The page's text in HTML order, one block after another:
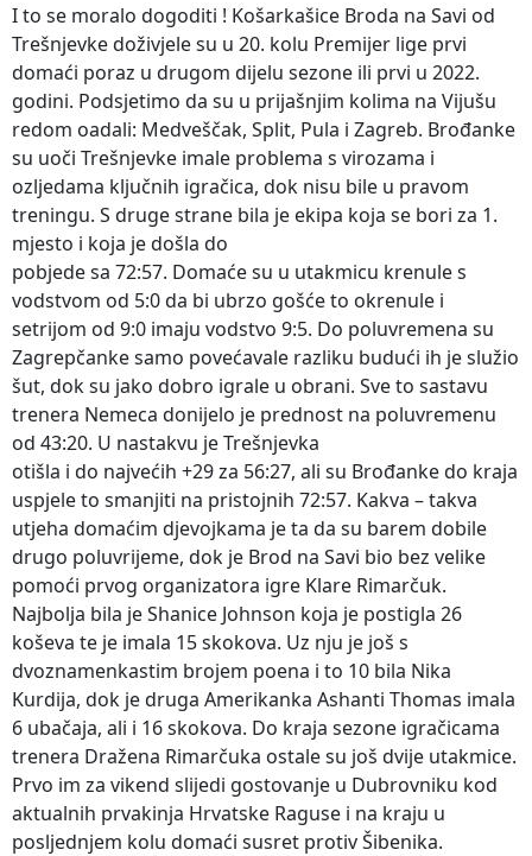
I to se moralo dogoditi ! Košarkašice Broda na Savi od
Trešnjevke doživjele su u 20. kolu Premijer lige prvi
domaći poraz u drugom dijelu sezone ili prvi u 2022.
godini. Podsjetimo da su u prijašnjim kolima na Vijušu
redom oadali: Medveščak, Split, Pula i Zagreb. Brođanke
su uoči Trešnjevke imale problema s virozama i
ozljedama ključnih igračica, dok nisu bile u pravom
treningu. S druge strane bila je ekipa koja se bori za 1.
mjesto i koja je došla do
pobjede sa 72:57. Domaće su u utakmicu krenule s
vodstvom od 5:0 da bi ubrzo gošće to okrenule i
setrijom od 9:0 imaju vodstvo 9:5. Do poluvremena su
Zagrepčanke samo povećavale razliku budući ih je služio
šut, dok su jako dobro igrale u obrani. Sve to sastavu
trenera Nemeca donijelo je prednost na poluvremenu
od 43:20. U nastakvu je Trešnjevka
otišla i do najvećih +29 za 56:27, ali su Brođanke do kraja
uspjele to smanjiti na pristojnih 72:57. Kakva – takva
utjeha domaćim djevojkama je ta da su barem dobile
drugo poluvrijeme, dok je Brod na Savi bio bez velike
pomoći prvog organizatora igre Klare Rimarčuk.
Najbolja bila je Shanice Johnson koja je postigla 26
koševa te je imala 15 skokova. Uz nju je još s
dvoznamenkastim brojem poena i to 10 bila Nika
Kurdija, dok je druga Amerikanka Ashanti Thomas imala
6 ubačaja, ali i 16 skokova. Do kraja sezone igračicama
trenera Dražena Rimarčuka ostale su još dvije utakmice.
Prvo im za vikend slijedi gostovanje u Dubrovniku kod
aktualnih prvakinja Hrvatske Raguse i na kraju u
posljednjem kolu domaći susret protiv Šibenika.